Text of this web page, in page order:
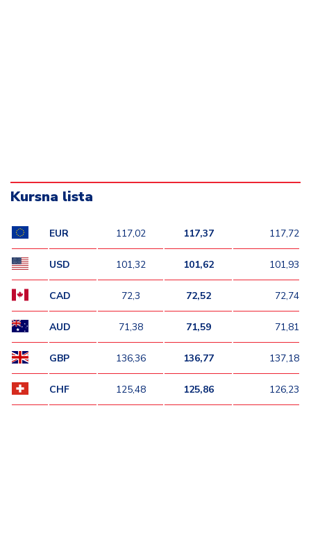
Kursna lista
EUR 117,02 117,37 117,72
USD 101,32 101,62 101,93
CAD 72,3 72,52 72,74
AUD 71,38 71,59 71,81
GBP 136,36 136,77 137,18
CHF 125,48 125,86 126,23